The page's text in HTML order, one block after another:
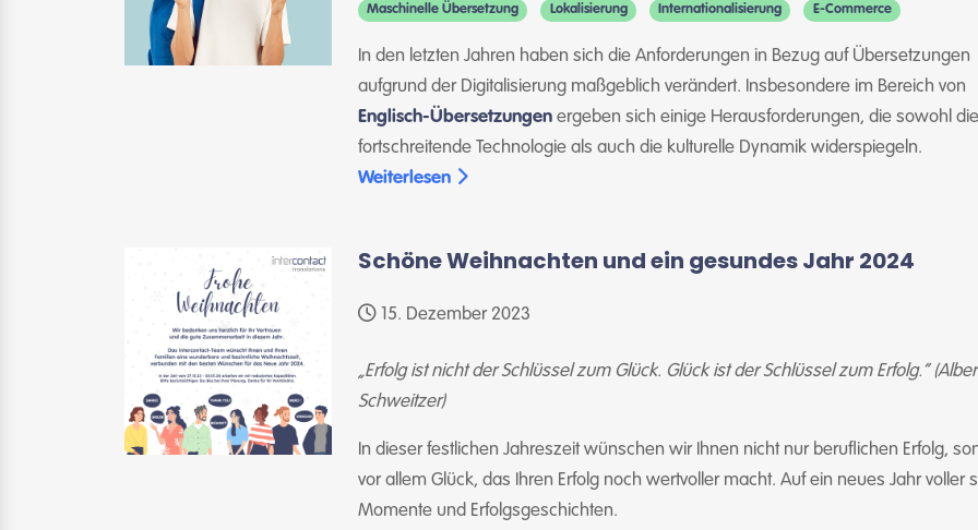
Maschinelle Übersetzung Lokalisierung Internationalisierung E-Commerce
In den letzten Jahren haben sich die Anforderungen in Bezug auf Übersetzungen
aufgrund der Digitalisierung maßgeblich verändert. Insbesondere im Bereich von
Englisch-Übersetzungenergeben sich einige Herausforderungen, die sowohl die
fortschreitende Technologie als auch die kulturelle Dynamik widerspiegeln.
Weiterlesen
Schöne Weihnachten und ein gesundes Jahr 2024
15. Dezember 2023
„Erfolg ist nicht der Schlüssel zum Glück. Glück ist der Schlüssel zum Erfolg.“
Schweitzer)
In dieser festlichen Jahreszeit wünschen wir Ihnen nicht nur beruflichen Erfolg,
vor allem Glück, das Ihren Erfolg noch wertvoller macht. Auf ein neues Jahr voller
Momente und Erfolgsgeschichten.